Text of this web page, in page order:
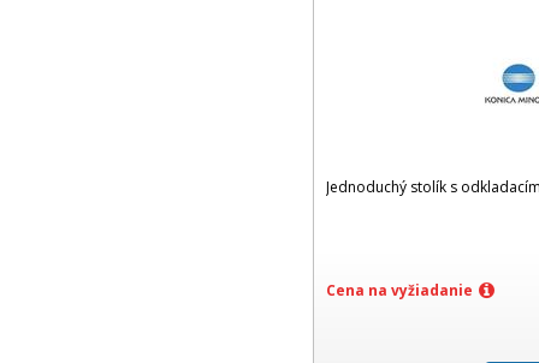
Jednoduchý stolík s
Cena na vyžiadanie